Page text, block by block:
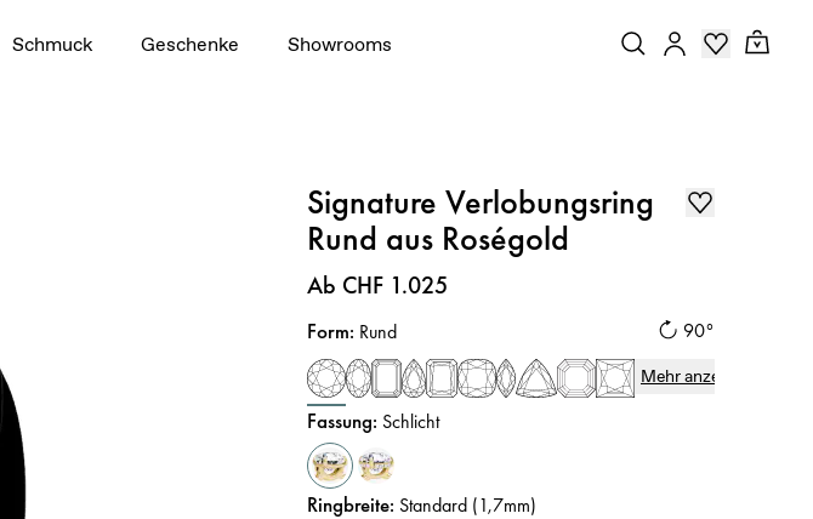
Schmuck Geschenke Showrooms
Signature Verlobungsring
Rund aus Roségold
Preis:
Ab CHF 1.025
90°
Form: Rund
Mehr anzeigen
Fassung: Schlicht
Ringbreite: Standard (1,7mm)